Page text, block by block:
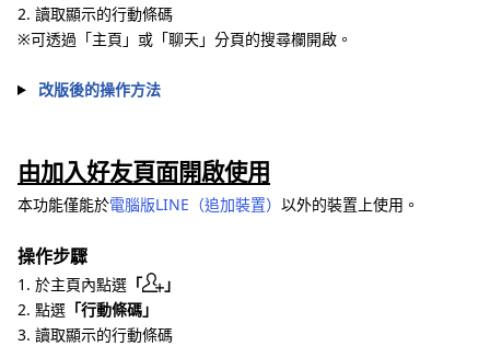
2. 讀取顯示的行動條碼
※可透過「主頁」或「聊天」分頁的搜尋欄開啟。
改版後的操作方法
由加入好友頁面開啟使用
本功能僅能於電腦版LINE（追加裝置） 以外的裝置上使用。
操作步驟
1. 於主頁內點選 「
」
2. 點選 「行動條碼」
3. 讀取顯示的行動條碼